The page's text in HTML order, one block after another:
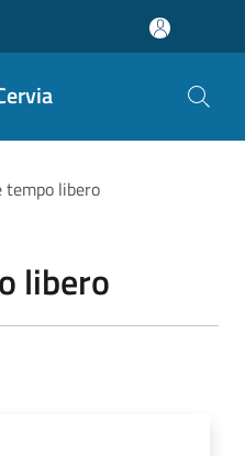
tempo libero
libero